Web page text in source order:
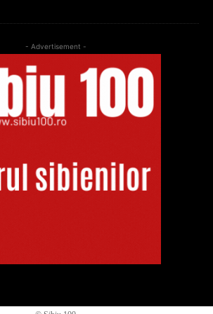
- Advertisement -